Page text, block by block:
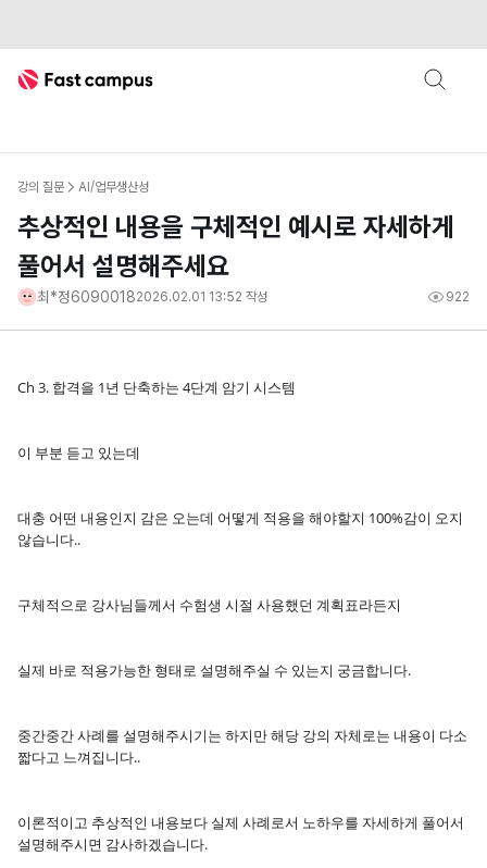
Fast Campus
강의 질문 AI/업무생산성
추상적인 내용을 구체적인 예시로 자세하게
풀어서 설명해주세요
최*정60900182026.02.01 13:52 작성 922
Ch 3. 합격을 1년 단축하는 4단계 암기 시스템
이 부분 듣고 있는데
대충 어떤 내용인지 감은 오는데 어떻게 적용을 해야할지 100%감이 오지
않습니다..
구체적으로 강사님들께서 수험생 시절 사용했던 계획표라든지
실제 바로 적용가능한 형태로 설명해주실 수 있는지 궁금합니다.
중간중간 사례를 설명해주시기는 하지만 해당 강의 자체로는 내용이 다소
짧다고 느껴집니다..
이론적이고 추상적인 내용보다 실제 사례로서 노하우를 자세하게 풀어서
설명해주시면 감사하겠습니다.